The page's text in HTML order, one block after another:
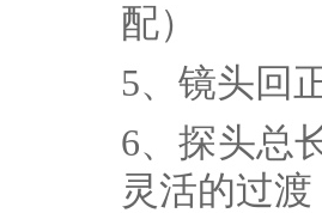
配）
5、 镜头回
6、探头总
灵活的过